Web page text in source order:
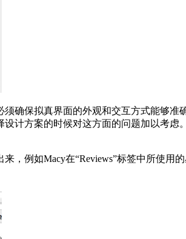
确保拟真界面的外观和交互方式能够
计方案的时候对这方面的问题加以考虑。
，例如Macy在“Reviews”标签中所使用的